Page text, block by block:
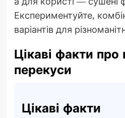
Експериментуйте,
варіантів для
Цікаві факти про
перекуси
Цікаві факти